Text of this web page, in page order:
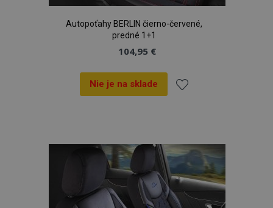
Autopoťahy BERLIN čierno-červené,
predné 1+1
104,95 €
Nie je na sklade
zoznamu
prianí